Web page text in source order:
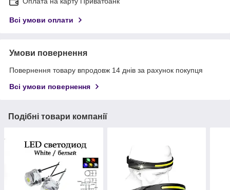
Всі умови оплати
Умови повернення
Повернення товару впродовж 14 днів за рахунок покупця
Всі умови повернення
Подібні товари компанії